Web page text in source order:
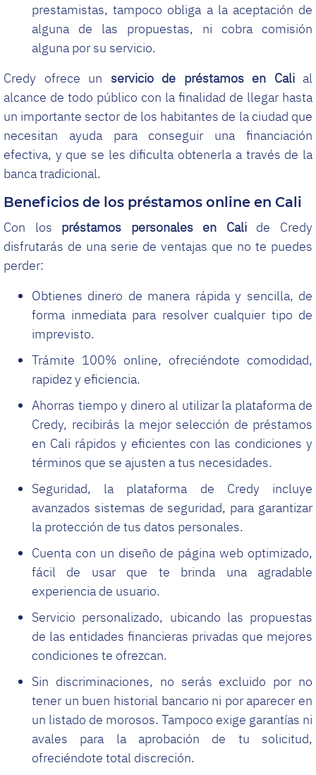
prestamistas, tampoco obliga a la aceptación de
alguna de las propuestas, ni cobra comisión
alguna por su servicio.
Credy ofrece un servicio de préstamos en Cali al
alcance de todo público con la finalidad de llegar hasta
un importante sector de los habitantes de la ciudad que
necesitan ayuda para conseguir una financiación
efectiva, y que se les dificulta obtenerla a través de la
banca tradicional.
Beneficios de los préstamos online en Cali
Con los préstamos personales en Calide Credy
disfrutarás de una serie de ventajas que no te puedes
perder:
Obtienes dinero de manera rápida y sencilla, de
forma inmediata para resolver cualquier tipo de
imprevisto.
Trámite 100% online, ofreciéndote comodidad,
rapidez y eficiencia.
Ahorras tiempo y dinero al utilizar la plataforma de
Credy, recibirás la mejor selección de préstamos
en Cali rápidos y eficientes con las condiciones y
términos que se ajusten a tus necesidades.
Seguridad, la plataforma de Credy incluye
avanzados sistemas de seguridad, para garantizar
la protección de tus datos personales.
Cuenta con un diseño de página web optimizado,
fácil de usar que te brinda una agradable
experiencia de usuario.
Servicio personalizado, ubicando las propuestas
de las entidades financieras privadas que mejores
condiciones te ofrezcan.
Sin discriminaciones, no serás excluido por no
tener un buen historial bancario ni por aparecer en
un listado de morosos. Tampoco exige garantías ni
avales para la aprobación de tu solicitud,
ofreciéndote total discreción.